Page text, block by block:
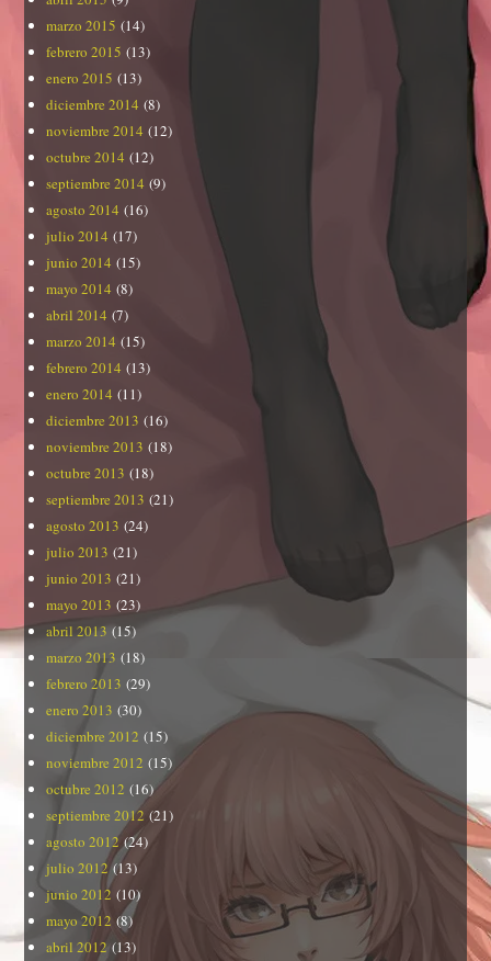
marzo 2015 (14)
febrero 2015 (13)
enero 2015 (13)
diciembre 2014 (8)
noviembre 2014 (12)
octubre 2014 (12)
septiembre 2014 (9)
agosto 2014 (16)
julio 2014 (17)
junio 2014 (15)
mayo 2014 (8)
abril 2014 (7)
marzo 2014 (15)
febrero 2014 (13)
enero 2014 (11)
diciembre 2013 (16)
noviembre 2013 (18)
octubre 2013 (18)
septiembre 2013 (21)
agosto 2013 (24)
julio 2013 (21)
junio 2013 (21)
mayo 2013 (23)
abril 2013 (15)
marzo 2013 (18)
febrero 2013 (29)
enero 2013 (30)
diciembre 2012 (15)
noviembre 2012 (15)
octubre 2012 (16)
septiembre 2012 (21)
agosto 2012 (24)
julio 2012(13)
junio 2012 (10)
mayo 2012 (8)
abril 2012 (13)